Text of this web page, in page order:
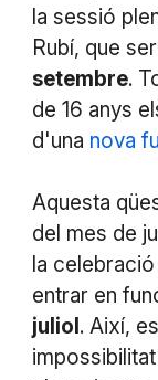
la sessió
Rubí, que
setembre.
de 16 anys
d'una nova
Aquesta
del mes de
la
entrar en
juliol . Així,